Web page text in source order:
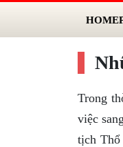
Trong
việc
tịch